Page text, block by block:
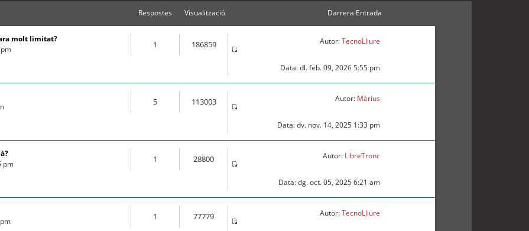
Respostes Visualització Darrera Entrada
molt limitat?
1 186859 Autor:TecnoLliure
Data: dl. feb. 09, 2026 5:55 pm
5 113003 Autor: Màrius
Data: dv. nov. 14, 2025 1:33 pm
pm 1 28800 Autor: LibreTronc
Data: dg. oct. 05, 2025 6:21 am
1 77779 Autor:TecnoLliure